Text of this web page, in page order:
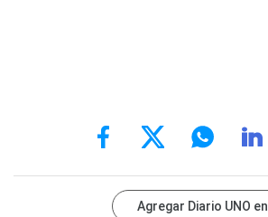
Agregar Diario UNO en